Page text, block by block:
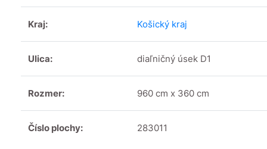
Kraj: Košický kraj
Ulica: diaľničný úsek D1
Rozmer: 960 cm x 360 cm
Číslo plochy: 283011